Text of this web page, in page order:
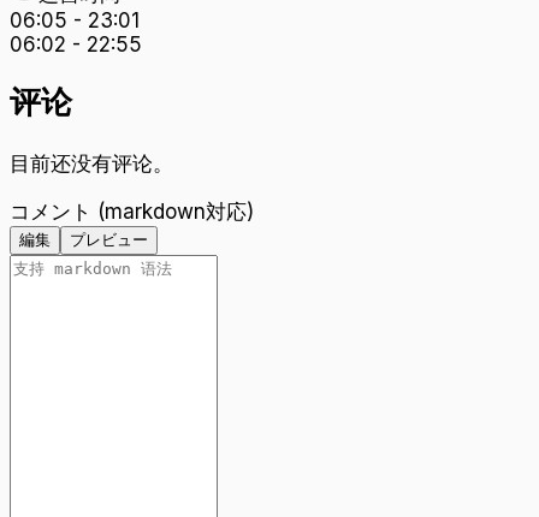
06:05 - 23:01
06:02 - 22:55
评论
目前还没有评论。
コメント (markdown対応)
編集 プレビュー